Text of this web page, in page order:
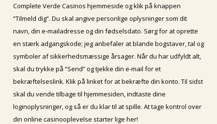
Complete Verde Casinos hjemmeside og klik på knappen
“Tilmeld dig”. Du skal angive personlige oplysninger som dit
navn, din e-mailadresse og din fødselsdato. Sørg for at oprette
en stærk adgangskode; jeg anbefaler at blande bogstaver, tal og
symboler af sikkerhedsmæssige årsager. Når du har udfyldt alt,
skal du trykke på “Send” og tjekke din e-mail for et
bekræftelseslink. Klik på linket for at bekræfte din konto. Til sidst
skal du vende tilbage til hjemmesiden, indtaste dine
loginoplysninger, og så er du klar til at spille. At tage kontrol over
din online casinooplevelse starter lige her!